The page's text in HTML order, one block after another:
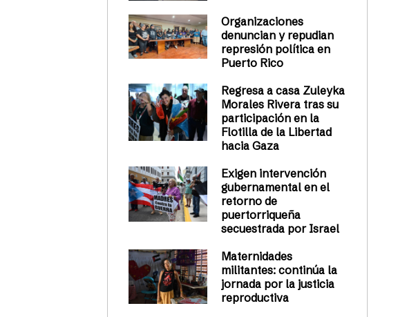
Organizaciones
denuncian y repudian
represión política en
Puerto Rico
Regresa a casa Zuleyka
Morales Rivera tras su
participación en la
Flotilla de la Libertad
hacia Gaza
Exigen intervención
gubernamental en el
retorno de
puertorriqueña
secuestrada por Israel
Maternidades
militantes: continúa la
jornada por la justicia
reproductiva